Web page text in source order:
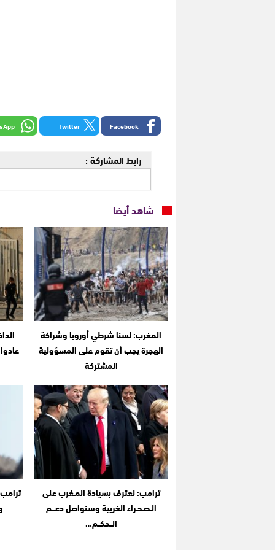
Facebook
Twitter
رابط المشاركة :
شاهد أيضا
المغرب: لسنا شرطي أوروبا وشراكة
الهجرة يجب أن تقوم على المسؤولية
المشتركة
ترامب: نعترف بسيادة المـغرب على
الـصـحـراء الغربية وسنواصل دعـــم
الــحكــم…